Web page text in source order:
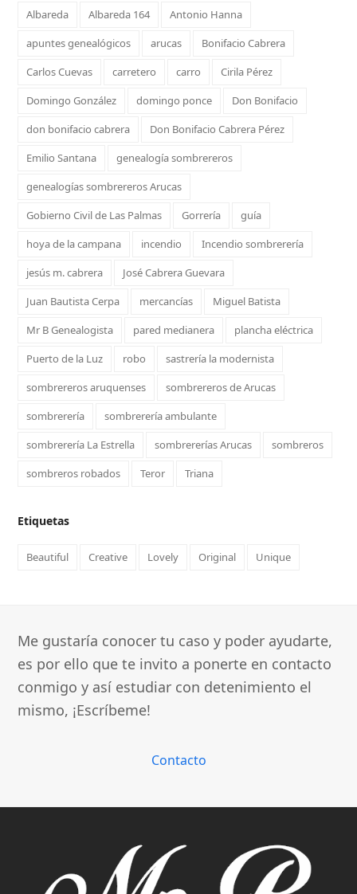
Albareda Albareda 164
Antonio Hanna
apuntes genealógicos
arucas
Bonifacio Cabrera
Carlos Cuevas
carretero carro
Cirila Pérez
Domingo González
domingo ponce
Don Bonifacio
don bonifacio cabrera
Don Bonifacio Cabrera Pérez
Emilio Santana
genealogía sombrereros
genealogías sombrereros Arucas
Gobierno Civil de Las Palmas
Gorrería
guía
hoya de la campana
incendio
Incendio sombrerería
jesús m. cabrera
José Cabrera Guevara
Juan Bautista Cerpa
mercancías
Miguel Batista
Mr B Genealogista
pared medianera
plancha eléctrica
Puerto de la Luz
robo
sastrería la modernista
sombrereros aruquenses
sombrereros de Arucas
sombrerería
sombrerería ambulante
sombrerería La Estrella
sombrererías Arucas
sombreros
sombreros robados
Teror Triana
Etiquetas
Beautiful Creative Lovely Original Unique
Me gustaría conocer tu caso y poder ayudarte,
es por ello que te invito a ponerte en contacto
conmigo y así estudiar con detenimiento el
mismo, ¡Escríbeme!
Contacto